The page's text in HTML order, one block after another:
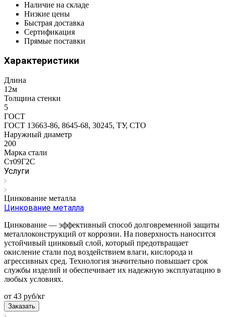
Наличие на складе
Низкие цены
Быстрая доставка
Сертификация
Прямые поставки
Характеристики
Длина
12м
Толщина стенки
5
ГОСТ
ГОСТ 13663-86, 8645-68, 30245, ТУ, СТО
Наружный диаметр
200
Марка стали
Ст09Г2С
Услуги
Цинкование металла
Цинкование металла
Цинкование — эффективный способ долговременной защиты
металлоконструкций от коррозии. На поверхность наносится
устойчивый цинковый слой, который предотвращает
окисление стали под воздействием влаги, кислорода и
агрессивных сред. Технология значительно повышает срок
службы изделий и обеспечивает их надежную эксплуатацию в
любых условиях.
от 43 руб/кг
Заказать